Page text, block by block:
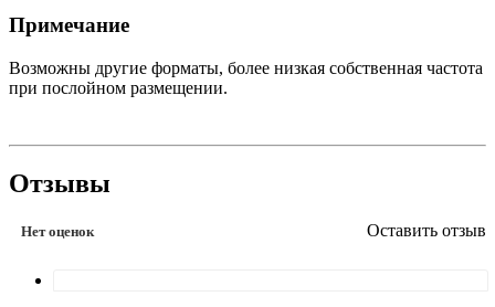
Примечание
Возможны другие форматы, более низкая собственная частота
при послойном размещении.
Отзывы
Нет оценок Оставить отзыв